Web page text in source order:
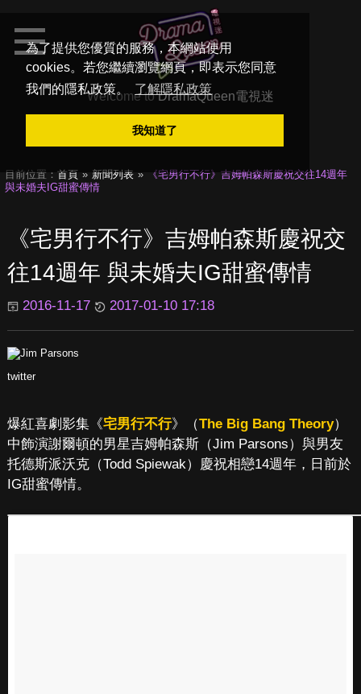
為了提供您優質的服務，本網站使用
cookies。若您繼續瀏覽網頁，即表示您同意
我們的隱私政策。
了解隱私政策
我知道了
Welcome toDramaQueen電視迷
目前位置： 首頁 新聞列表
《宅男行不行》吉姆帕森斯慶祝交往14週年
與未婚夫IG甜蜜傳情
《宅男行不行》吉姆帕森斯慶祝交
往14週年 與未婚夫IG甜蜜傳情
2016-11-17 2017-01-10 17:18
twitter
爆紅喜劇影集《宅男行不行》（The Big Bang Theory）
中飾演謝爾頓的男星吉姆帕森斯（Jim Parsons）與男友
托德斯派沃克（Todd Spiewak）慶祝相戀14週年，日前於
IG甜蜜傳情。